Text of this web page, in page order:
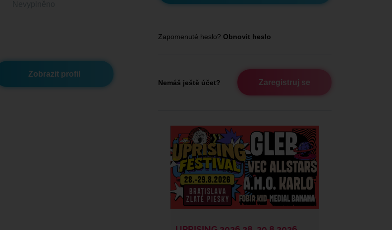
Zobrazit profil
Zapomenuté heslo? Obnovit heslo
Nemáš ještě účet? Zaregistruj se